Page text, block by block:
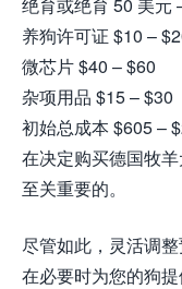
养狗许可证 $10 –
微芯片 $40 – $60
杂项用品 $15 – $30
初始总成本 $605 –
在决定购买德国牧
至关重要的。
尽管如此，灵活调
在必要时为您的狗提